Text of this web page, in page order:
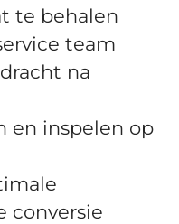
te behalen
team
na
en inspelen op
conversie